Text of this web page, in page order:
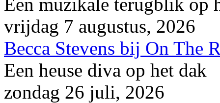
vrijdag 7 augustus, 2026
Becca Stevens bij On The
Een heuse diva op het dak
zondag 26 juli, 2026